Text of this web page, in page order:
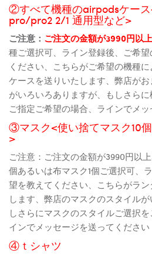
②すべて機種のairpodsケー
pro/pro2 2/1 通用型など>
ご注意： ご注文の金額が3990円以上
種ご選択可、ライン登録後、ご希
ください、こちらがご希望の機種
ケースを送りいたします、弊店が
がいろいろありますが、もしさら
ご指定ご希望の場合、ラインでメ
③マスク<使い捨てマスク10
>
ご注意：ご注文の金額が3990円以
個あるいは布マスク1個ご選択可、
望を教えてください、こちらがラ
します、弊店のマスクのスタイル
しさらにマスクのスタイルご選択
インでメッセージを送ってください
④ｔシャツ